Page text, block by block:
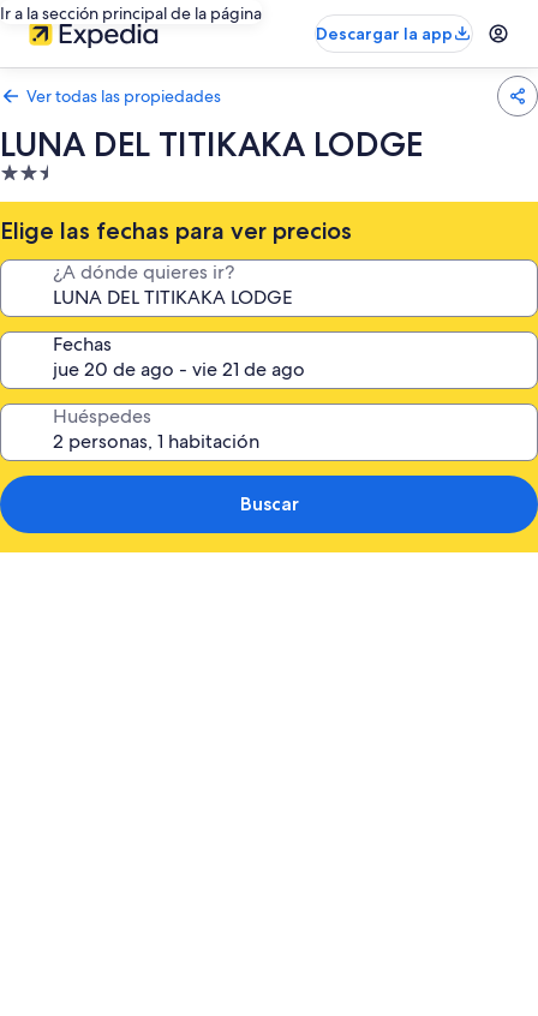
Ir a la sección principal de la página
Descargar la app
Ver todas las propiedades
LUNA DEL TITIKAKA LODGE
Propiedad
de
2.5
estrellas
Elige las fechas para ver precios
¿A dónde quieres ir?
Fechas
Huéspedes
Buscar